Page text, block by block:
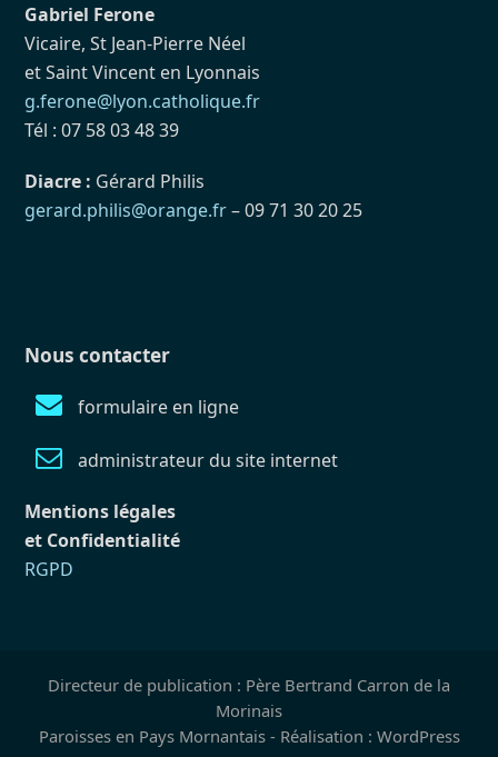
Gabriel Ferone
Vicaire, St Jean-Pierre Néel
et Saint Vincent en Lyonnais
g.ferone@lyon.catholique.fr
Tél : 07 58 03 48 39
Diacre : Gérard Philis
gerard.philis@orange.fr– 09 71 30 20 25
Nous contacter
formulaire en ligne
administrateur du site internet
Mentions légales
et Confidentialité
RGPD
Directeur de publication : Père Bertrand Carron de la
Morinais
Paroisses en Pays Mornantais - Réalisation : WordPress